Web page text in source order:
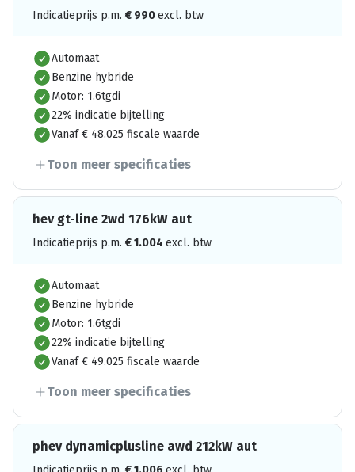
Indicatieprijs p.m. € 990excl. btw
Automaat
Benzine hybride
Motor: 1.6tgdi
22% indicatie bijtelling
Vanaf € 48.025 fiscale waarde
Toon meer specificaties
hev gt-line 2wd 176kW aut
Indicatieprijs p.m. €1.004 excl. btw
Automaat
Benzine hybride
Motor: 1.6tgdi
22% indicatie bijtelling
Vanaf € 49.025 fiscale waarde
Toon meer specificaties
phev dynamicplusline awd 212kW aut